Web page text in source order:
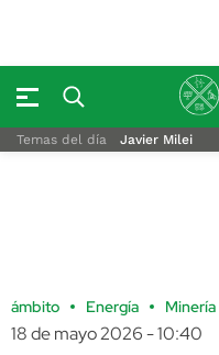
Temas del día Javier Milei
ámbito Energía Minería
18 de mayo 2026 - 10:40